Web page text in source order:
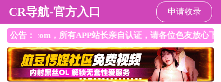
色花堂